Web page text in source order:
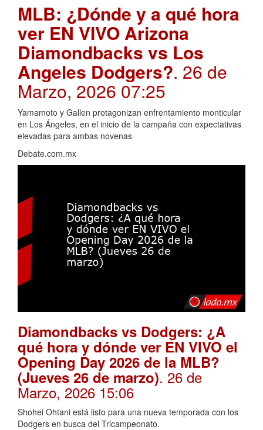
MLB: ¿Dónde y a qué hora
ver EN VIVO Arizona
Diamondbacks vs Los
Angeles Dodgers?. 26 de
Marzo, 2026 07:25
Yamamoto y Gallen protagonizan enfrentamiento monticular
en Los Ángeles, en el inicio de la campaña con expectativas
elevadas para ambas novenas
Debate.com.mx
Diamondbacks vs Dodgers: ¿A
qué hora y dónde ver EN VIVO el
Opening Day 2026 de la MLB?
(Jueves 26 de marzo). 26 de
Marzo, 2026 15:06
Shohei Ohtani está listo para una nueva temporada con los
Dodgers en busca del Tricampeonato.